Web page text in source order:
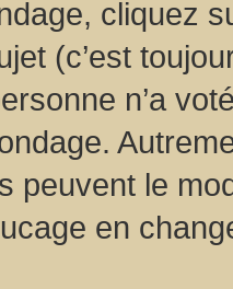
cliquez
(c’est
n’a
peuvent le
en